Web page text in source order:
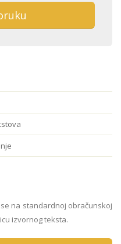
na standardnoj obračunskoj
izvornog teksta.